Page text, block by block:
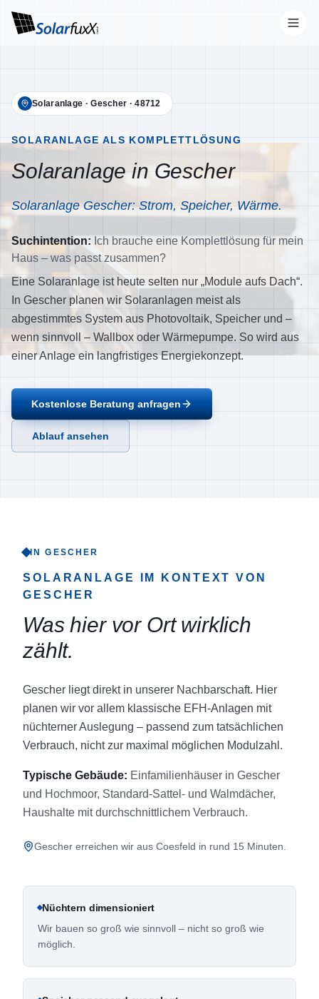
Leistungen
Übersicht
Photovoltaik
Stromspeicher
Wärmepumpen
Klimaanlagen
Unternehmen
Ablauf
Referenzen
Einzugsgebiet
FAQ
Kontakt
Solaranlage ·Gescher ·48712
SOLARANLAGE ALS KOMPLETTLÖSUNG
Solaranlage in Gescher
Solaranlage Gescher: Strom, Speicher, Wärme.
Suchintention: Ich brauche eine Komplettlösung für mein
Haus – was passt zusammen?
Eine Solaranlage ist heute selten nur „Module aufs Dach“.
In Gescher planen wir Solaranlagen meist als
abgestimmtes System aus Photovoltaik, Speicher und –
wenn sinnvoll – Wallbox oder Wärmepumpe. So wird aus
einer Anlage ein langfristiges Energiekonzept.
Kostenlose Beratung anfragen
Ablauf ansehen
IN GESCHER
SOLARANLAGE
IM KONTEXT VON
GESCHER
Was hier vor Ort wirklich
zählt.
Gescher liegt direkt in unserer Nachbarschaft. Hier
planen wir vor allem klassische EFH-Anlagen mit
nüchterner Auslegung – passend zum tatsächlichen
Verbrauch, nicht zur maximal möglichen Modulzahl.
Typische Gebäude: Einfamilienhäuser in Gescher
und Hochmoor, Standard-Sattel- und Walmdächer,
Haushalte mit durchschnittlichem Verbrauch.
Gescher erreichen wir aus Coesfeld in rund 15 Minuten.
Nüchtern dimensioniert
Wir bauen so groß wie sinnvoll – nicht so groß wie
möglich.